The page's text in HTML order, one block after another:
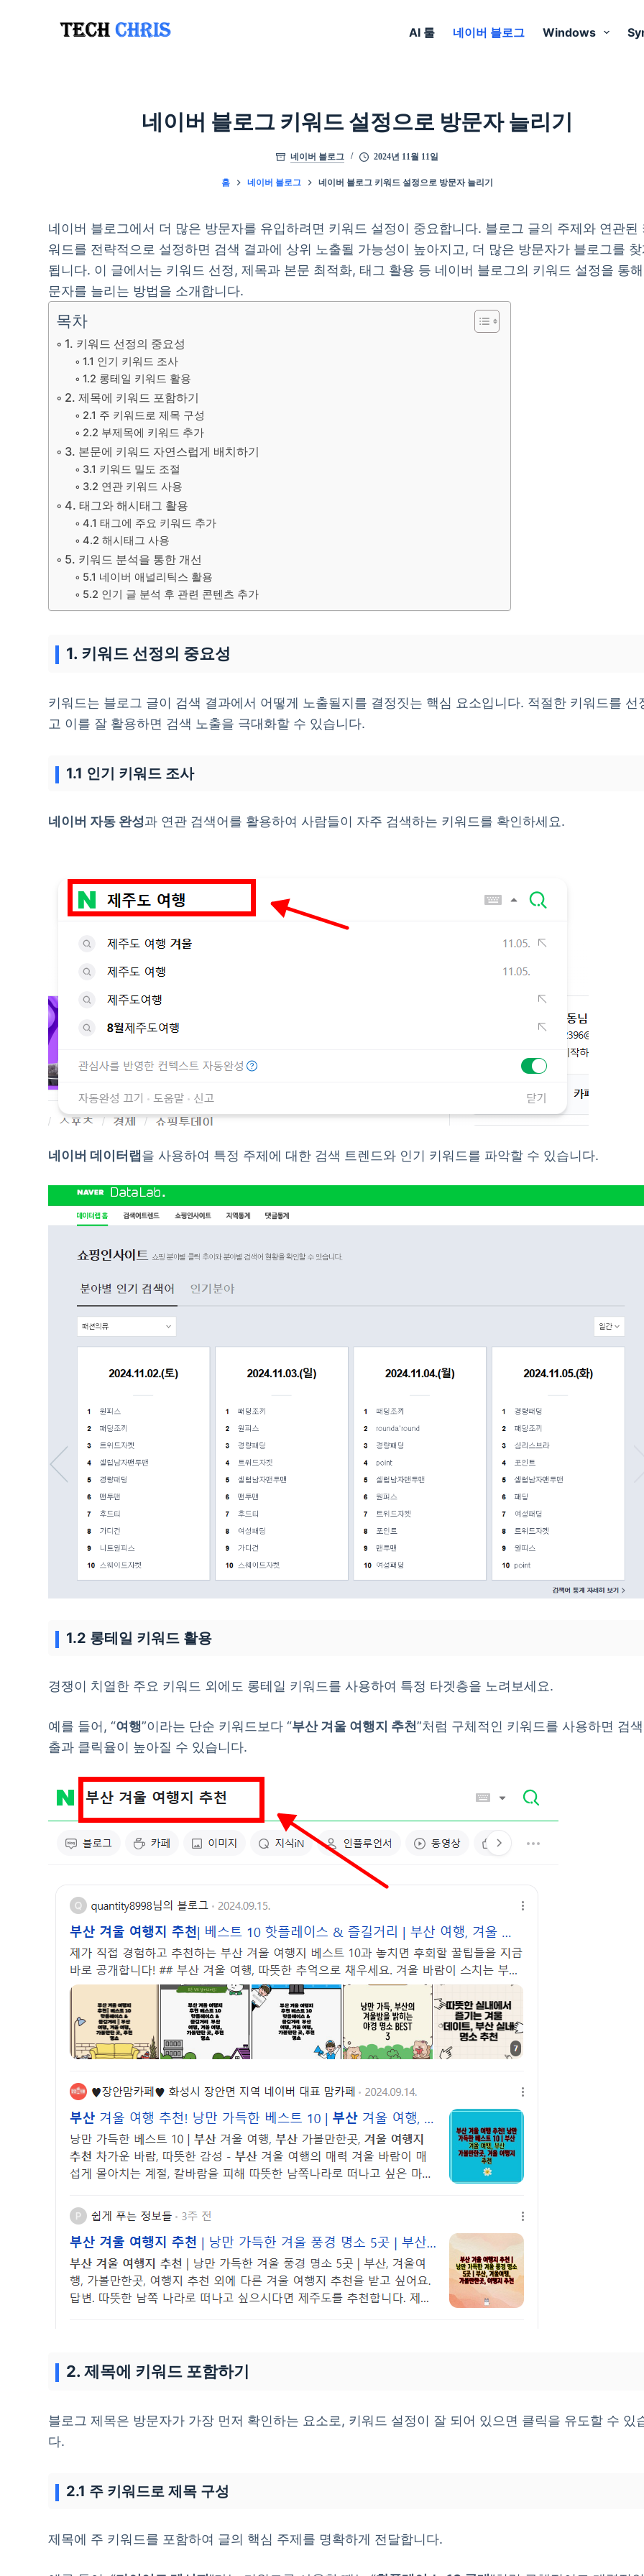
AI 툴 네이버 블로그 Windows
네이버 블로그 키워드 설정으로 방문자 늘리기
네이버 블로그 2024년 11월 11일
홈 네이버 블로그 네이버 블로그 키워드 설정으로 방문자 늘리기
네이버 블로그에서 더 많은 방문자를 유입하려면 키워드 설정이 중요합니다. 블로그 글의 주제와 연관된
워드를 전략적으로 설정하면 검색 결과에 상위 노출될 가능성이 높아지고, 더 많은 방문자가 블로그를
됩니다. 이 글에서는 키워드 선정, 제목과 본문 최적화, 태그 활용 등 네이버 블로그의 키워드 설정을 통
문자를 늘리는 방법을 소개합니다.
목차
1. 키워드 선정의 중요성
1.1 인기 키워드 조사
1.2 롱테일 키워드 활용
2. 제목에 키워드 포함하기
2.1 주 키워드로 제목 구성
2.2 부제목에 키워드 추가
3. 본문에 키워드 자연스럽게 배치하기
3.1 키워드 밀도 조절
3.2 연관 키워드 사용
4. 태그와 해시태그 활용
4.1 태그에 주요 키워드 추가
4.2 해시태그 사용
5. 키워드 분석을 통한 개선
5.1 네이버 애널리틱스 활용
5.2 인기 글 분석 후 관련 콘텐츠 추가
1. 키워드 선정의 중요성
키워드는 블로그 글이 검색 결과에서 어떻게 노출될지를 결정짓는 핵심 요소입니다. 적절한 키워드를 선
고 이를 잘 활용하면 검색 노출을 극대화할 수 있습니다.
1.1 인기 키워드 조사
네이버 자동 완성과 연관 검색어를 활용하여 사람들이 자주 검색하는 키워드를 확인하세요.
네이버 데이터랩 을 사용하여 특정 주제에 대한 검색 트렌드와 인기 키워드를 파악할 수 있습니다.
1.2 롱테일 키워드 활용
경쟁이 치열한 주요 키워드 외에도 롱테일 키워드를 사용하여 특정 타겟층을 노려보세요.
예를 들어, “여행”이라는 단순 키워드보다 “부산 겨울 여행지 추천”처럼 구체적인 키워드를 사용하면 검
출과 클릭율이 높아질 수 있습니다.
2. 제목에 키워드 포함하기
블로그 제목은 방문자가 가장 먼저 확인하는 요소로, 키워드 설정이 잘 되어 있으면 클릭을 유도할 수 있
다.
2.1 주 키워드로 제목 구성
제목에 주 키워드를 포함하여 글의 핵심 주제를 명확하게 전달합니다.